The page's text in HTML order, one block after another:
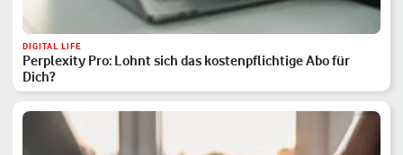
DIGITAL LIFE
Perplexity Pro: Lohnt sich das kostenpflichtige Abo für
Dich?